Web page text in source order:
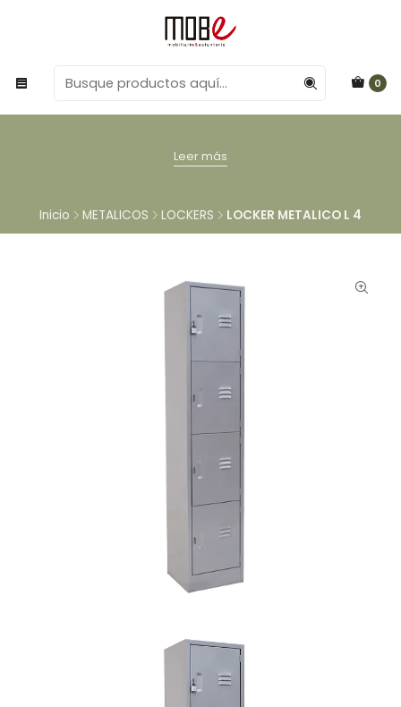
0
Leer más
Inicio METALICOS LOCKERS LOCKER METALICO L 4